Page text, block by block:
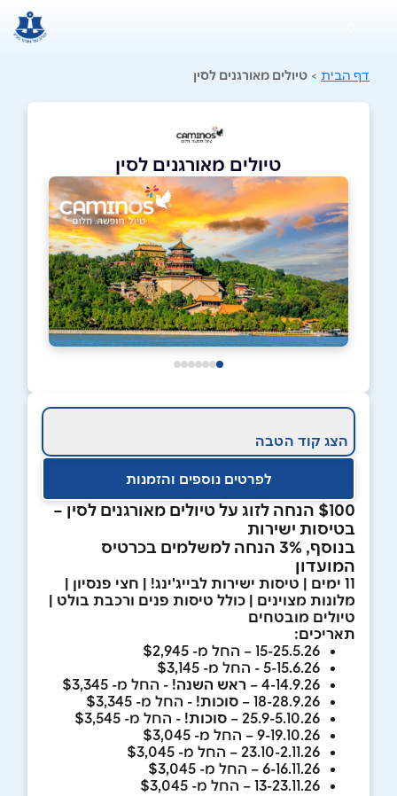
דף הבית > טיולים מאורגנים לסין
טיולים מאורגנים לסין
הצג קוד הטבה
לפרטים נוספים והזמנות
$100 הנחה לזוג על טיולים מאורגנים לסין –
בטיסות ישירות
בנוסף, 3% הנחה למשלמים בכרטיס
המועדון
11 ימים | טיסות ישירות לבייג'ינג! | חצי פנסיון |
מלונות מצוינים | כולל טיסות פנים ורכבת בולט |
טיולים מובטחים
תאריכים:
15-25.5.26 – החל מ- $2,945
5-15.6.26 - החל מ- $3,145
4-14.9.26 –
ראש השנה! - החל מ- $3,345
18-28.9.26 –
סוכות! - החל מ- $3,345
25.9-5.10.26 –
סוכות! - החל מ- $3,545
9-19.10.26 – החל מ- $3,045
23.10-2.11.26 – החל מ- $3,045
6-16.11.26 – החל מ- $3,045
13-23.11.26 – החל מ- $3,045